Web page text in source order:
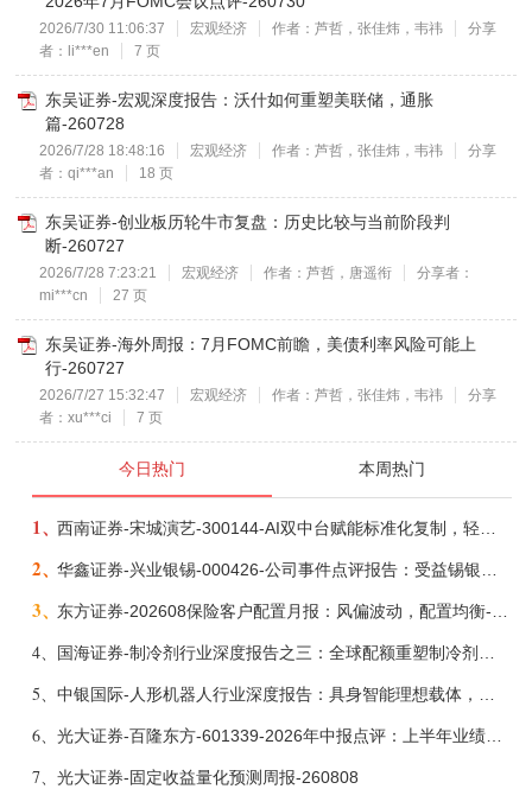
2026/7/30 11:06:37 宏观经济 作者：芦哲，张佳炜，韦祎
分享
者：li***en
7 页
东吴证券-宏观深度报告：沃什如何重塑美联储，通胀
篇-260728
2026/7/28 18:48:16 宏观经济 作者：芦哲，张佳炜，韦祎
分享
者：qi***an
18 页
东吴证券-创业板历轮牛市复盘：历史比较与当前阶段判
断-260727
2026/7/28 7:23:21 宏观经济 作者：芦哲，唐遥衔
分享者：
mi***cn
27 页
东吴证券-海外周报：7月FOMC前瞻，美债利率风险可能上
行-260727
2026/7/27 15:32:47 宏观经济 作者：芦哲，张佳炜，韦祎
分享
者：xu***ci
7 页
今日热门 本周热门
1、
2、
3、
4、
5、
6、 光大证券-百隆东方-601339-2026年中报点评：上半年业绩表现高增，国内外产能均有亮眼表现-260807
7、 光大证券-固定收益量化预测周报-260808